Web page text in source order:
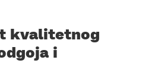
kvalitetnog
i